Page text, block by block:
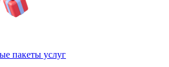
пакеты услуг